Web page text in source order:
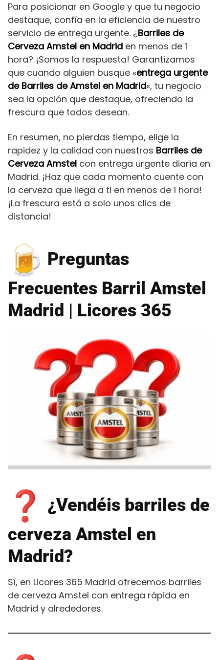
Para posicionar en Google y que tu negocio
destaque, confía en la eficiencia de nuestro
servicio de entrega urgente. ¿Barriles de
Cerveza Amstel en Madrid en menos de 1
hora? ¡Somos la respuesta! Garantizamos
que cuando alguien busque «entrega urgente
de Barriles de Amstel en Madrid«, tu negocio
sea la opción que destaque, ofreciendo la
frescura que todos desean.
En resumen, no pierdas tiempo, elige la
rapidez y la calidad con nuestros Barriles de
Cerveza Amstel con entrega urgente diaria en
Madrid. ¡Haz que cada momento cuente con
la cerveza que llega a ti en menos de 1 hora!
¡La frescura está a solo unos clics de
distancia!
Preguntas
Frecuentes Barril Amstel
Madrid | Licores 365
¿Vendéis barriles de
cerveza Amstel en
Madrid?
Sí, en Licores 365 Madrid ofrecemos barriles
de cerveza Amstel con entrega rápida en
Madrid y alrededores.